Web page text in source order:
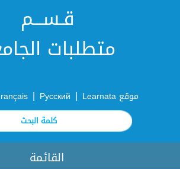
قـســـم
متطلبات
موقع Learnata |
Русский
|
القائمة